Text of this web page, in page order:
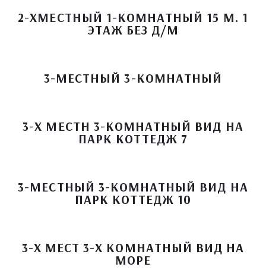
2-ХМЕСТНЫЙ 1-КОМНАТНЫЙ 15 М. 1
ЭТАЖ БЕЗ Д/М
3-МЕСТНЫЙ 3-КОМНАТНЫЙ
3-Х МЕСТН 3-КОМНАТНЫЙ ВИД НА
ПАРК КОТТЕДЖ 7
3-МЕСТНЫЙ 3-КОМНАТНЫЙ ВИД НА
ПАРК КОТТЕДЖ 10
3-Х МЕСТ 3-Х КОМНАТНЫЙ ВИД НА
МОРЕ